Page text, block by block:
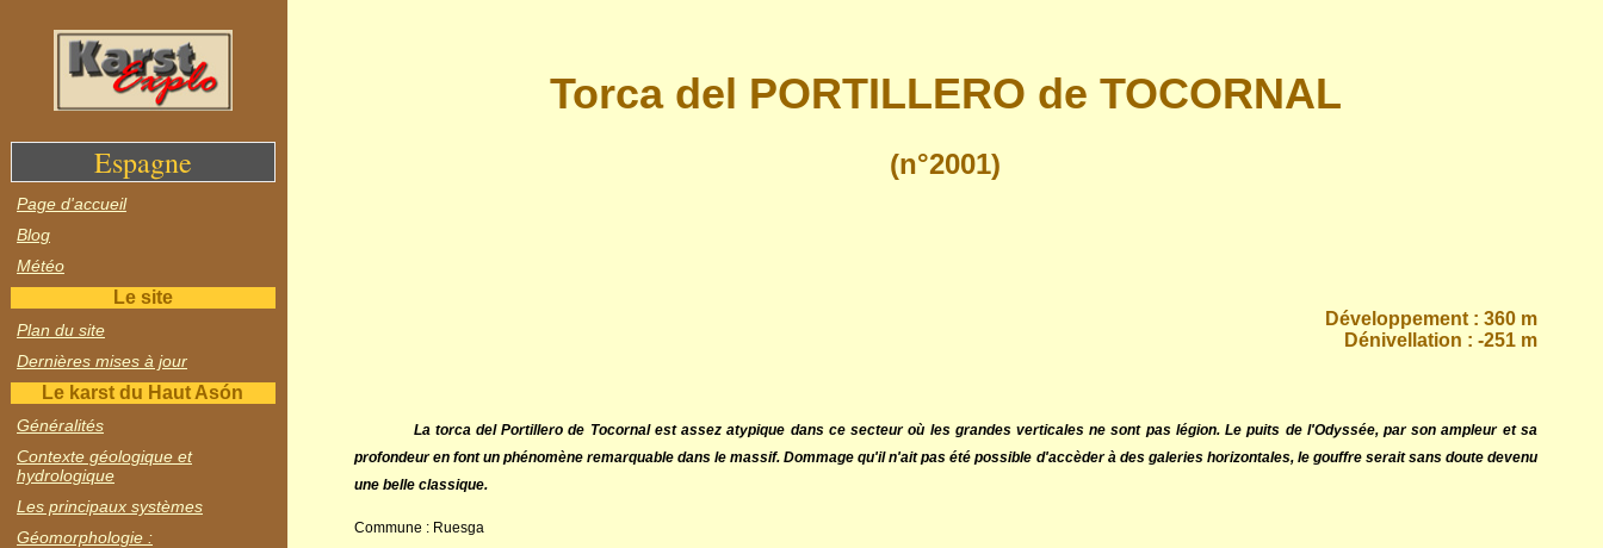
Espagne
Page d'accueil
Blog
Météo
Le site
Plan du site
Dernières mises à jour
Le karst du Haut Asón
Généralités
Contexte géologique et
hydrologique
Les principaux systèmes
Géomorphologie :
Torca del PORTILLERO de TOCORNAL
(n°2001)
Développement : 360 m
Dénivellation : -251 m
La torca del Portillero de Tocornal est assez atypique dans ce secteur où les grandes verticales ne sont pas légion. Le puits de l'Odyssée, par son ampleur et sa
profondeur en font un phénomène remarquable dans le massif. Dommage qu'il n'ait pas été possible d'accèder à des galeries horizontales, le gouffre serait sans doute devenu
une belle classique.
Commune : Ruesga